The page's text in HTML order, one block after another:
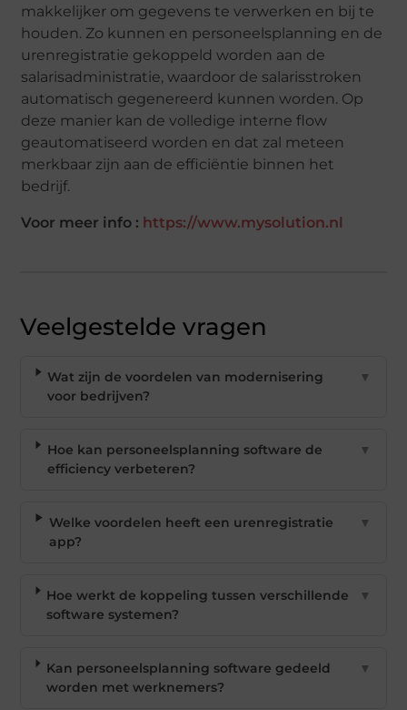
makkelijker om gegevens te verwerken en bij te
houden. Zo kunnen en personeelsplanning en de
urenregistratie gekoppeld worden aan de
salarisadministratie, waardoor de salarisstroken
automatisch gegenereerd kunnen worden. Op
deze manier kan de volledige interne flow
geautomatiseerd worden en dat zal meteen
merkbaar zijn aan de efficiëntie binnen het
bedrijf.
Voor meer info : https://www.mysolution.nl
Veelgestelde vragen
Wat zijn de voordelen van modernisering
voor bedrijven?
▼
Hoe kan personeelsplanning software de
efficiency verbeteren?
▼
Welke voordelen heeft een urenregistratie
app?
▼
Hoe werkt de koppeling tussen verschillende
software systemen?
▼
Kan personeelsplanning software gedeeld
worden met werknemers?
▼